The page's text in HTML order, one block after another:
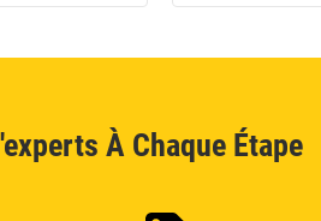
À Chaque Étape